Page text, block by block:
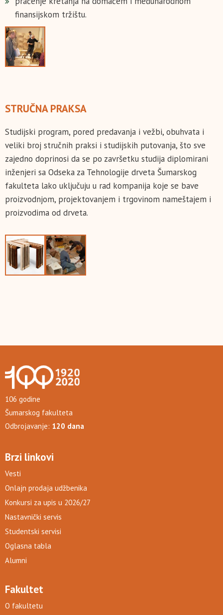
finansijskom tržištu.
STRUČNA PRAKSA
Studijski program, pored predavanja i vežbi, obuhvata i
veliki broj stručnih praksi i studijskih putovanja, što sve
zajedno doprinosi da se po završetku studija diplomirani
inženjeri sa Odseka za Tehnologije drveta Šumarskog
fakulteta lako uključuju u rad kompanija koje se bave
proizvodnjom, projektovanjem i trgovinom nameštajem i
proizvodima od drveta.
106 godine
Šumarskog fakulteta
Odbrojavanje: 120 dana
Brzi linkovi
Vesti
Onlajn prodaja udžbenika
Konkursi za upis u 2026/27
Nastavnički servis
Studentski servisi
Oglasna tabla
Alumni
Fakultet
O fakultetu